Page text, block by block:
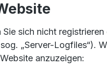
sich nicht
„Server-Logfiles“).
anzuzeigen: